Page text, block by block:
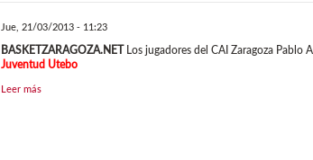
Jue, 21/03/2013 - 11:23
BASKETZARAGOZA.NETLos jugadores del CAI Zaragoza Pablo
Juventud Utebo
Leer más